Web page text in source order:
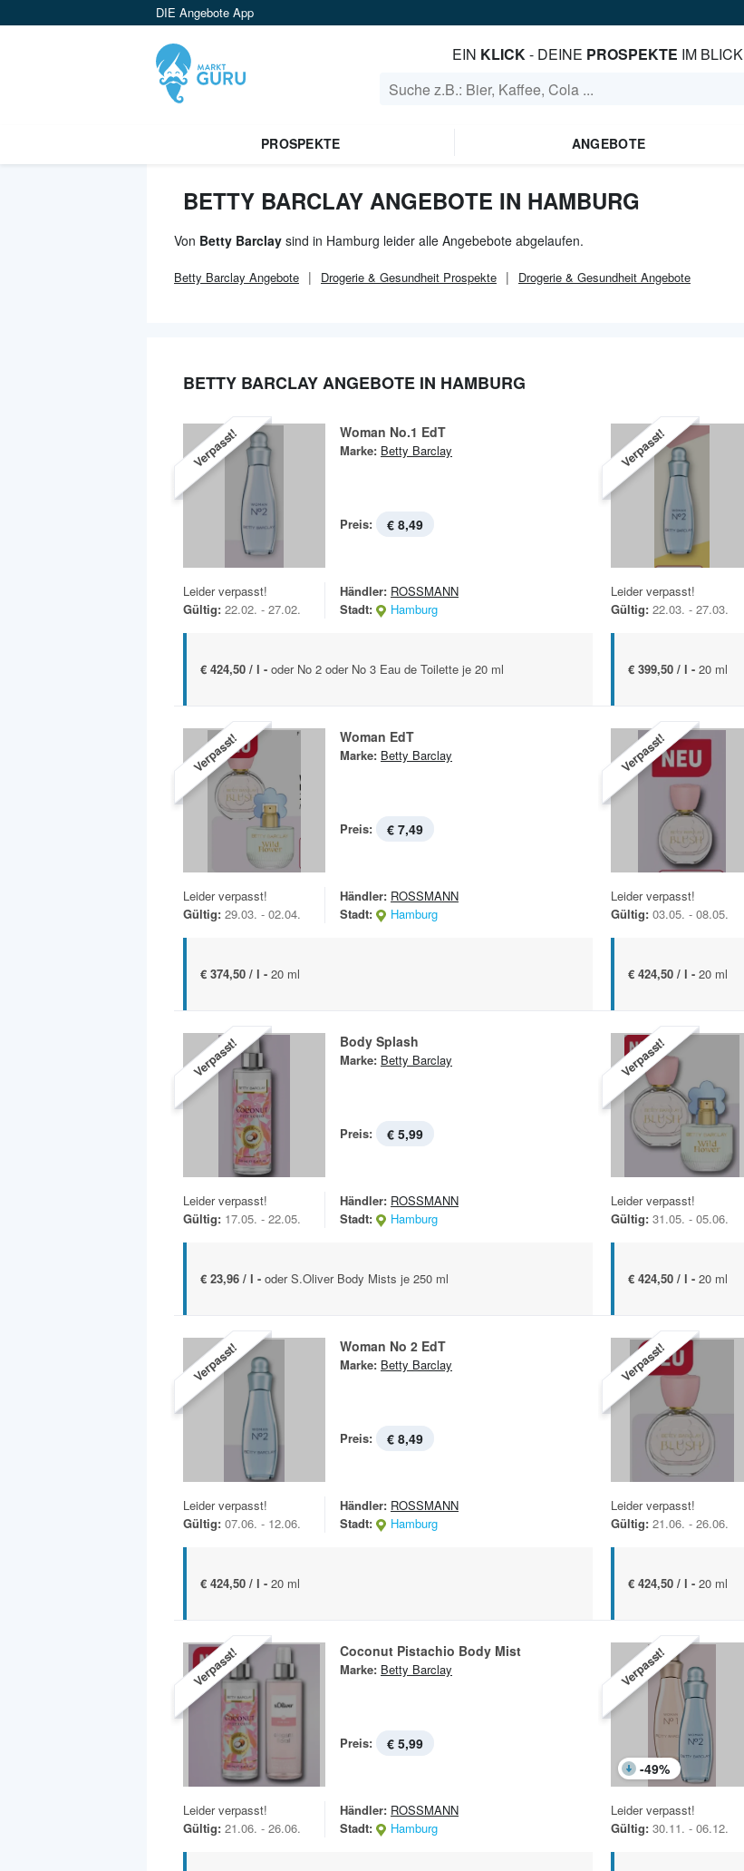
DIE Angebote App
EIN KLICK- DEINE PROSPEKTE IM BLICK
PROSPEKTE ANGEBOTE
BETTY BARCLAY ANGEBOTE IN HAMBURG
Von Betty Barclay sind in Hamburg leider alle Angebebote abgelaufen.
Betty Barclay Angebote Drogerie & Gesundheit Prospekte Drogerie & Gesundheit Angebote
BETTY BARCLAY ANGEBOTE IN HAMBURG
Verpasst! Woman No.1 EdT
Marke: Betty Barclay
Preis: € 8,49
Leider verpasst!
Gültig: 22.02. - 27.02.
Händler: ROSSMANN
Stadt:
Hamburg
€ 424,50 / l - oder No 2 oder No 3 Eau de Toilette je 20 ml
Verpasst!
Leider verpasst!
Gültig: 22.03. - 27.03.
€ 399,50 / l - 20 ml
Verpasst! Woman EdT
Marke: Betty Barclay
Preis: € 7,49
Leider verpasst!
Gültig: 29.03. - 02.04.
Händler: ROSSMANN
Stadt:
Hamburg
€ 374,50 / l - 20 ml
Verpasst!
Leider verpasst!
Gültig: 03.05. - 08.05.
€ 424,50 / l - 20 ml
Verpasst! Body Splash
Marke: Betty Barclay
Preis: € 5,99
Leider verpasst!
Gültig: 17.05. - 22.05.
Händler: ROSSMANN
Stadt:
Hamburg
€ 23,96 / l - oder S.Oliver Body Mists je 250 ml
Verpasst!
Leider verpasst!
Gültig: 31.05. - 05.06.
€ 424,50 / l - 20 ml
Verpasst! Woman No 2 EdT
Marke: Betty Barclay
Preis: € 8,49
Leider verpasst!
Gültig: 07.06. - 12.06.
Händler: ROSSMANN
Stadt:
Hamburg
€ 424,50 / l - 20 ml
Verpasst!
Leider verpasst!
Gültig: 21.06. - 26.06.
€ 424,50 / l - 20 ml
Verpasst! Coconut Pistachio Body Mist
Marke: Betty Barclay
Preis: € 5,99
Leider verpasst!
Gültig: 21.06. - 26.06.
Händler: ROSSMANN
Stadt:
Hamburg
Verpasst!
-49%
Leider verpasst!
Gültig: 30.11. - 06.12.